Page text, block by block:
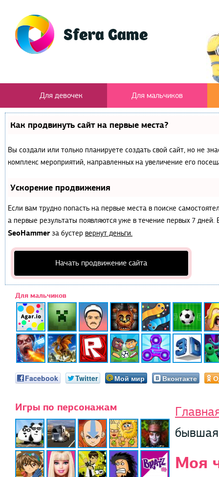
Для девочек Для мальчиков
Как продвинуть сайт на первые места?
Вы создали или только планируете создать свой сайт, но не
комплекс мероприятий, направленных на увеличение его
Ускорение продвижения
Если вам трудно попасть на первые места в поиске
а первые результаты появляются уже в течение первых 7
SeoHammerза бустер вернут деньги.
Начать продвижение сайта
Для мальчиков
Facebook Twitter Мой мир Вконтакте
Игры по персонажам
бывшая
Моя